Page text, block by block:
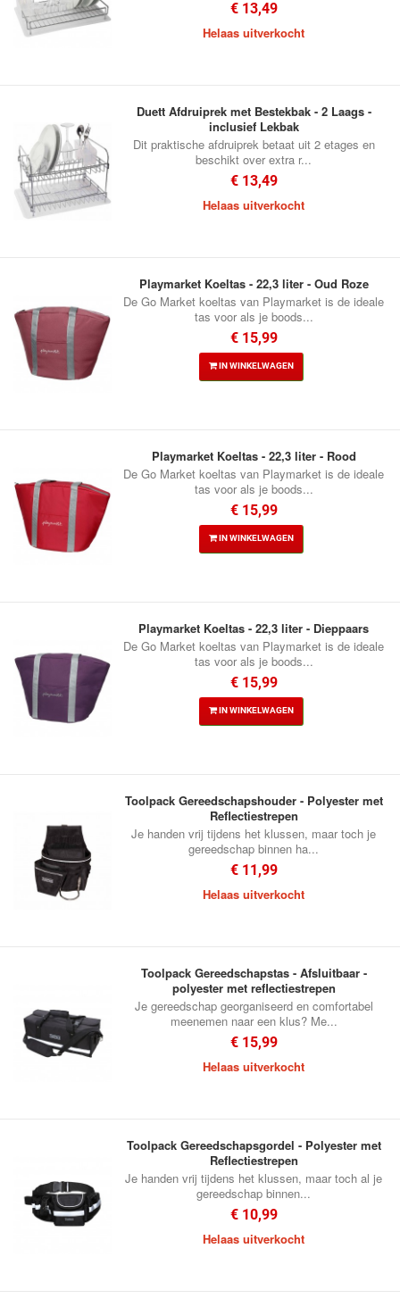
€ 13,49
Helaas uitverkocht
Duett Afdruiprek met Bestekbak - 2 Laags -
inclusief Lekbak
Dit praktische afdruiprek betaat uit 2 etages en
beschikt over extra r...
€ 13,49
Helaas uitverkocht
Playmarket Koeltas - 22,3 liter - Oud Roze
De Go Market koeltas van Playmarket is de ideale
tas voor als je boods...
€ 15,99
IN WINKELWAGEN
Playmarket Koeltas - 22,3 liter - Rood
De Go Market koeltas van Playmarket is de ideale
tas voor als je boods...
€ 15,99
IN WINKELWAGEN
Playmarket Koeltas - 22,3 liter - Dieppaars
De Go Market koeltas van Playmarket is de ideale
tas voor als je boods...
€ 15,99
IN WINKELWAGEN
Toolpack Gereedschapshouder - Polyester met
Reflectiestrepen
Je handen vrij tijdens het klussen, maar toch je
gereedschap binnen ha...
€ 11,99
Helaas uitverkocht
Toolpack Gereedschapstas - Afsluitbaar -
polyester met reflectiestrepen
Je gereedschap georganiseerd en comfortabel
meenemen naar een klus? Me...
€ 15,99
Helaas uitverkocht
Toolpack Gereedschapsgordel - Polyester met
Reflectiestrepen
Je handen vrij tijdens het klussen, maar toch al je
gereedschap binnen...
€ 10,99
Helaas uitverkocht